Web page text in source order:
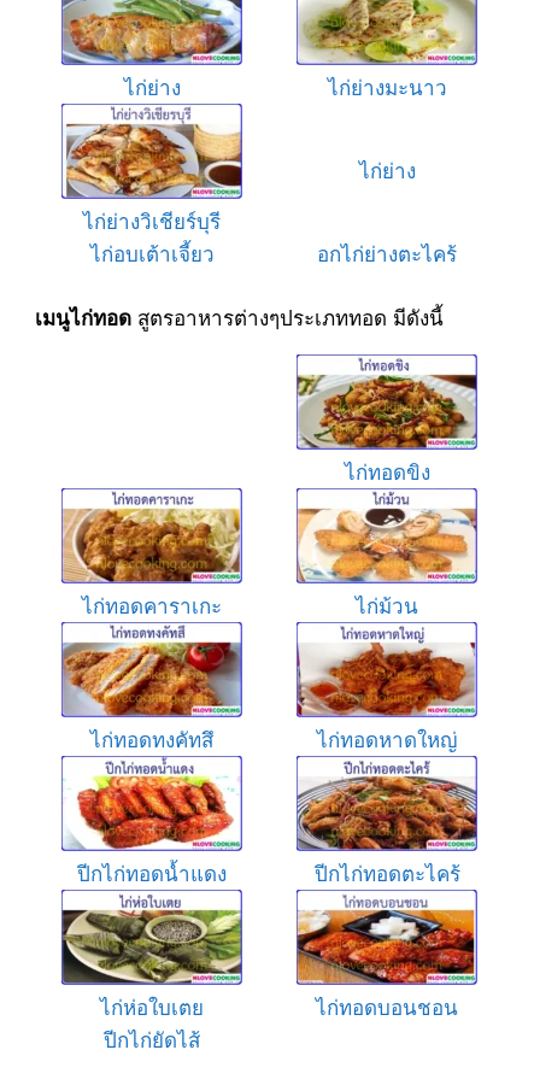
ไก่ย่าง ไก่ย่างมะนาว
ไก่ย่างวิเชียร์บุรี
ไก่ย่าง
ไก่อบเต้าเจี้ยว อกไก่ย่างตะไคร้
เมนูไก่ทอดสูตรอาหารต่างๆประเภททอด มีดังนี้
ไก่ทอดขิง
ไก่ทอดคาราเกะ ไก่ม้วน
ไก่ทอดทงคัทสึ ไก่ทอดหาดใหญ่
ปีกไก่ทอดน้ำแดง ปีกไก่ทอดตะไคร้
ไก่ห่อใบเตย
ไก่ทอดบอนชอน
ปีกไก่ยัดไส้